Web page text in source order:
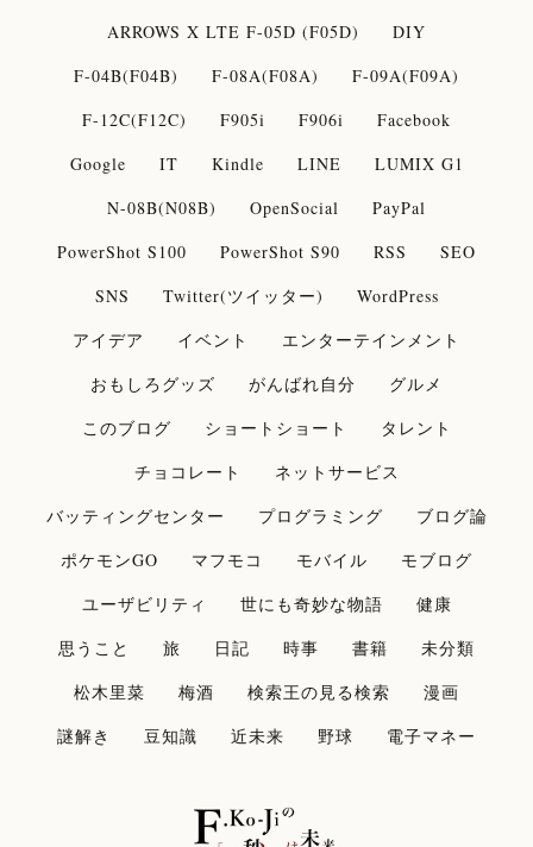
ARROWS X LTE F-05D (F05D)
DIY
F-04B(F04B)
F-08A(F08A)
F-09A(F09A)
F-12C(F12C)
F905i F906i
Facebook
Google
IT Kindle LINE
LUMIX G1
N-08B(N08B)
OpenSocial
PayPal
PowerShot S100
PowerShot S90 RSS
SEO
SNS
Twitter(ツイッター)
WordPress
アイデア
イベント
エンターテインメント
おもしろグッズ
がんばれ自分
グルメ
このブログ
ショートショート
タレント
チョコレート
ネットサービス
バッティングセンター
プログラミング
ブログ論
ポケモンGO
マフモコ モバイル
モブログ
ユーザビリティ
世にも奇妙な物語
健康
思うこと
旅 日記 時事 書籍
未分類
松木里菜
梅酒 検索王の見る検索
漫画
謎解き
豆知識 近未来 野球 電子マネー